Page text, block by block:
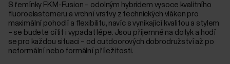
S řemínky FKM-Fusion – odolným hybridem vysoce kvalitního
fluoroelastomeru a vrchní vrstvy z technických vláken pro
maximální pohodlí a flexibilitu, navíc s vynikající kvalitou a stylem
– se budete cítit i vypadat lépe. Jsou příjemné na dotyk a hodí
se pro každou situaci – od outdoorových dobrodružství až po
neformální nebo formální příležitosti.